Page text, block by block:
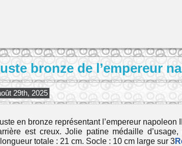
bronze de l’empereur
29th, 2025
en bronze représentant l’empereur
est creux. Jolie patine médaille
totale : 21 cm. Socle : 10 cm large sur 3